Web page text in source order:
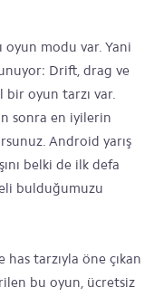
oyun modu var. Yani
Drift, drag ve
bir oyun tarzı var.
sonra en iyilerin
Android yarış
belki de ilk defa
bulduğumuzu
tarzıyla öne çıkan
bu oyun, ücretsiz